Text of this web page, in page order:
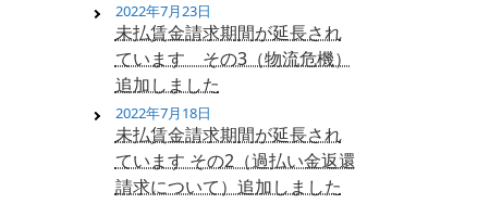
未払賃金請求期間が延長され
ています その3（物流危機）
追加しました
2022年7月23日
未払賃金請求期間が延長され
ています その2（過払い金返還
請求について）追加しました
2022年7月18日